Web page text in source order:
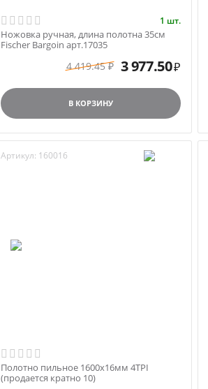
1 шт.
Ножовка ручная, длина полотна 35см
Fisсher Bargoin арт.17035
4 419.45 ₽ 3 977.50₽
В КОРЗИНУ
Артикул: 160016
Полотно пильное 1600х16мм 4TPI
(продается кратно 10)